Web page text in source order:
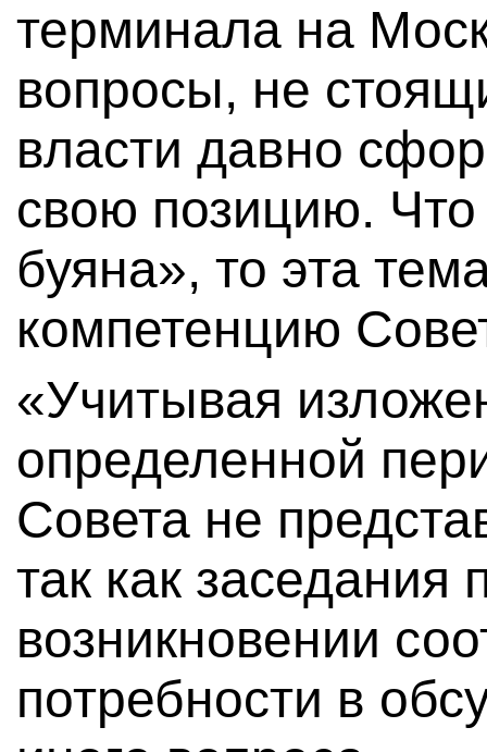
терминала на
вопросы, не
власти давно
свою позицию. Что
буяна», то эта
компетенцию
«Учитывая
определенной
Совета не
так как заседания
возникновении
потребности в